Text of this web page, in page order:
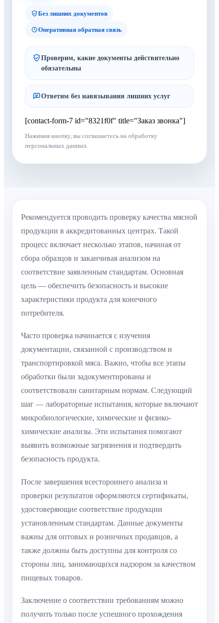
Без лишних документов
Оперативная обратная связь
Проверим, какие документы действительно
обязательны
Ответим без навязывания лишних услуг
[contact-form-7 id="8321f0f" title="Заказ звонка"]
Нажимая кнопку, вы соглашаетесь на обработку
персональных данных.
Рекомендуется проводить проверку качества мясной
продукции в аккредитованных центрах. Такой
процесс включает несколько этапов, начиная от
сбора образцов и заканчивая анализом на
соответствие заявленным стандартам. Основная
цель — обеспечить безопасность и высокие
характеристики продукта для конечного
потребителя.
Часто проверка начинается с изучения
документации, связанной с производством и
транспортировкой мяса. Важно, чтобы все этапы
обработки были задокументированы и
соответствовали санитарным нормам. Следующий
шаг — лабораторные испытания, которые включают
микробиологические, химические и физико-
химические анализы. Эти испытания помогают
выявить возможные загрязнения и подтвердить
безопасность продукта.
После завершения всестороннего анализа и
проверки результатов оформляются сертификаты,
удостоверяющие соответствие продукции
установленным стандартам. Данные документы
важны для оптовых и розничных продавцов, а
также должны быть доступны для контроля со
стороны лиц, занимающихся надзором за качеством
пищевых товаров.
Заключение о соответствии требованиям можно
получить только после успешного прохождения